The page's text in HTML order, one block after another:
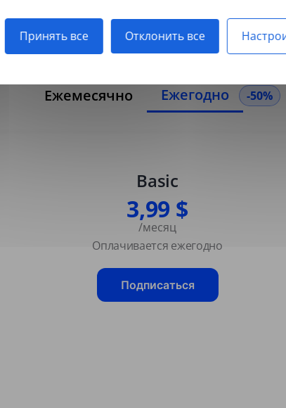
Принять все Отклонить все
Ежемесячно Ежегодно -50%
Basic
3,99 $
/месяц
Оплачивается ежегодно
Подписаться